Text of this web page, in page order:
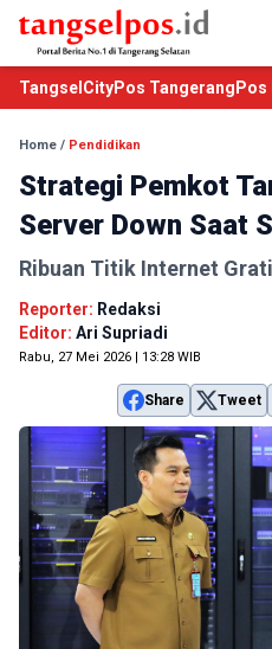
TangselCityPos Tangerang Pos
Home / Pendidikan
Strategi Pemkot
Server Down Saat
Ribuan Titik Internet
Reporter: Redaksi
Editor: Ari Supriadi
Rabu, 27 Mei 2026 | 13:28 WIB
Share Tweet